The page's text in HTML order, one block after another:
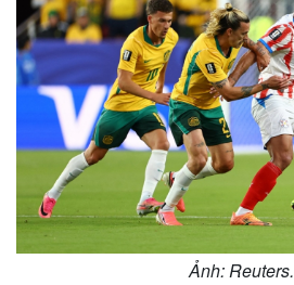
Ảnh: Reuters.